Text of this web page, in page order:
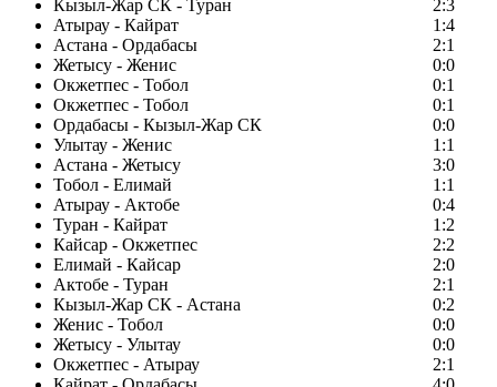
Кызыл-Жар СК - Туран
2:3
Атырау - Кайрат
1:4
Астана - Ордабасы
2:1
Жетысу - Женис
0:0
Окжетпес - Тобол
0:1
Окжетпес - Тобол
0:1
Ордабасы - Кызыл-Жар СК
0:0
Улытау - Женис
1:1
Астана - Жетысу
3:0
Тобол - Елимай
1:1
Атырау - Актобе
0:4
Туран - Кайрат
1:2
Кайсар - Окжетпес
2:2
Елимай - Кайсар
2:0
Актобе - Туран
2:1
Кызыл-Жар СК - Астана
0:2
Женис - Тобол
0:0
Жетысу - Улытау
0:0
Окжетпес - Атырау
2:1